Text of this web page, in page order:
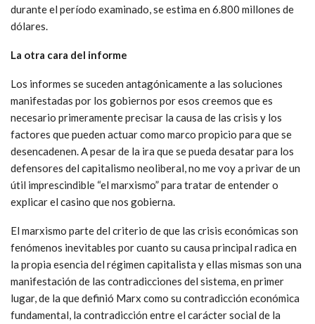
durante el período examinado, se estima en 6.800 millones de
dólares.
La otra cara del informe
Los informes se suceden antagónicamente a las soluciones
manifestadas por los gobiernos por esos creemos que es
necesario primeramente precisar la causa de las crisis y los
factores que pueden actuar como marco propicio para que se
desencadenen. A pesar de la ira que se pueda desatar para los
defensores del capitalismo neoliberal, no me voy a privar de un
útil imprescindible “el marxismo” para tratar de entender o
explicar el casino que nos gobierna.
El marxismo parte del criterio de que las crisis económicas son
fenómenos inevitables por cuanto su causa principal radica en
la propia esencia del régimen capitalista y ellas mismas son una
manifestación de las contradicciones del sistema, en primer
lugar, de la que definió Marx como su contradicción económica
fundamental, la contradicción entre el carácter social de la